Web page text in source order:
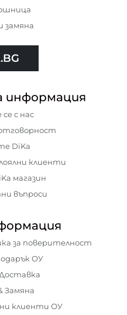
замяна
информация
с нас
DiKa
клиенти
магазин
въпроси
за поверителност
ОУ
Замяна
клиенти ОУ